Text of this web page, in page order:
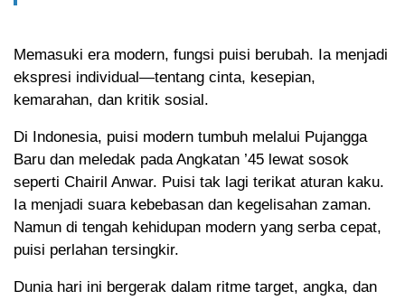
Memasuki era modern, fungsi puisi berubah. Ia menjadi
ekspresi individual—tentang cinta, kesepian,
kemarahan, dan kritik sosial.
Di Indonesia, puisi modern tumbuh melalui Pujangga
Baru dan meledak pada Angkatan ’45 lewat sosok
seperti Chairil Anwar. Puisi tak lagi terikat aturan kaku.
Ia menjadi suara kebebasan dan kegelisahan zaman.
Namun di tengah kehidupan modern yang serba cepat,
puisi perlahan tersingkir.
Dunia hari ini bergerak dalam ritme target, angka, dan